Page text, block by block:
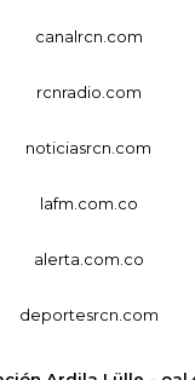
canalrcn.com
rcnradio.com
noticiasrcn.com
lafm.com.co
alerta.com.co
deportesrcn.com